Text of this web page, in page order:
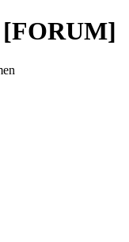
[FORUM]